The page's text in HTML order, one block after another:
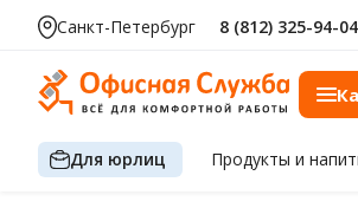
Санкт-Петербург 8 (812) 325-94-04
Для юрлиц Продуктыи